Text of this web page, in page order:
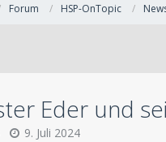
Forum HSP-OnTopic
Eder und
9. Juli 2024